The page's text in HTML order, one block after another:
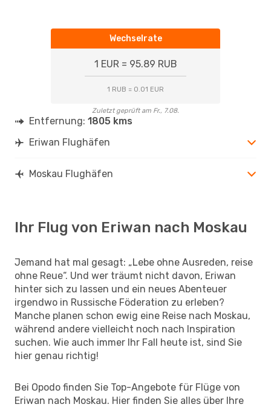
Wechselrate
1 EUR = 95.89 RUB
1 RUB = 0.01 EUR
Zuletzt geprüft am Fr., 7.08.
Entfernung: 1805 kms
Eriwan Flughäfen
Moskau Flughäfen
Ihr Flug von Eriwan nach Moskau
Jemand hat mal gesagt: „Lebe ohne Ausreden, reise
ohne Reue“. Und wer träumt nicht davon, Eriwan
hinter sich zu lassen und ein neues Abenteuer
irgendwo in Russische Föderation zu erleben?
Manche planen schon ewig eine Reise nach Moskau,
während andere vielleicht noch nach Inspiration
suchen. Wie auch immer Ihr Fall heute ist, sind Sie
hier genau richtig!
Bei Opodo finden Sie Top-Angebote für Flüge von
Eriwan nach Moskau. Hier finden Sie alles über Ihre